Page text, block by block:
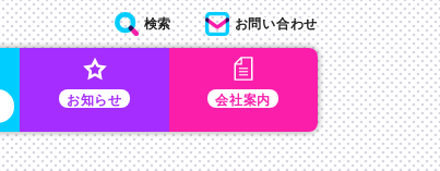
お知らせ 会社案内
検索 お問い合わせ